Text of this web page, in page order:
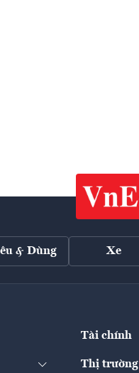
& Dùng Xe
Tài chính
Thị trường